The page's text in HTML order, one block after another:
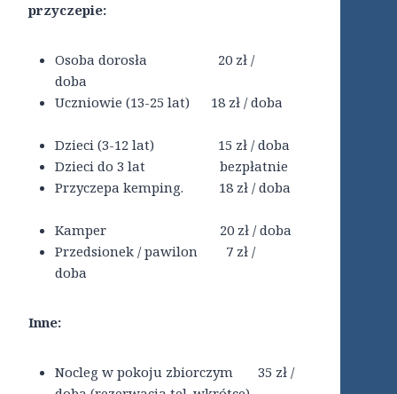
przyczepie:
Osoba dorosła 20 zł /
doba
Uczniowie (13-25 lat) 18 zł / doba
Dzieci (3-12 lat) 15 zł / doba
Dzieci do 3 lat bezpłatnie
Przyczepa kemping. 18 zł / doba
Kamper 20 zł / doba
Przedsionek / pawilon 7 zł /
doba
Inne:
Nocleg w pokoju zbiorczym 35 zł /